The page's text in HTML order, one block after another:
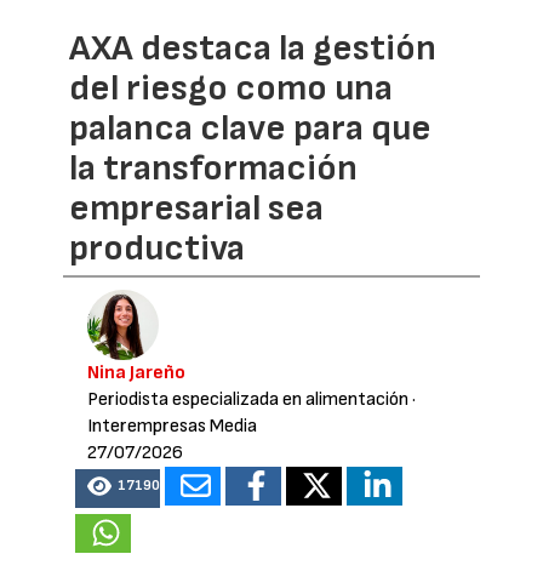
AXA destaca la gestión
del riesgo como una
palanca clave para que
la transformación
empresarial sea
productiva
Nina Jareño
Periodista especializada en alimentación ·
Interempresas Media
27/07/2026
17190